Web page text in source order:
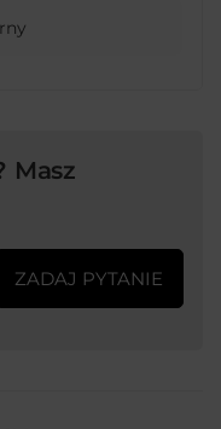
Masz
ZADAJ PYTANIE